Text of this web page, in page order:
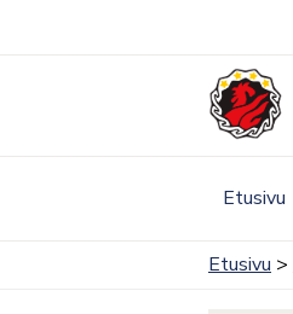
Etusivu
Etusivu >